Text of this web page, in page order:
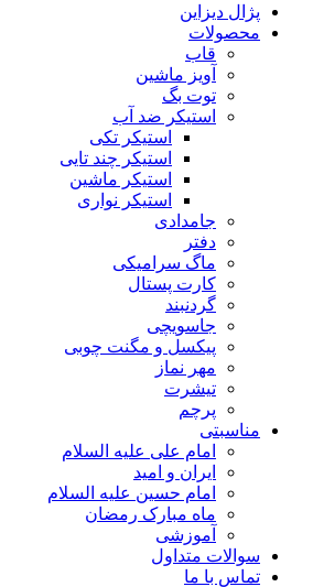
پژال دیزاین
محصولات
قاب
آویز ماشین
توت بگ
استیکر ضد آب
استیکر تکی
استیکر چند تایی
استیکر ماشین
استیکر نواری
جامدادی
دفتر
ماگ سرامیکی
کارت پستال
گردنبند
جاسویچی
پیکسل و مگنت چوبی
مهر نماز
تیشرت
پرچم
مناسبتی
امام علی علیه السلام
ایران و امید
امام حسین علیه السلام
ماه مبارک رمضان
آموزشی
سوالات متداول
تماس با ما